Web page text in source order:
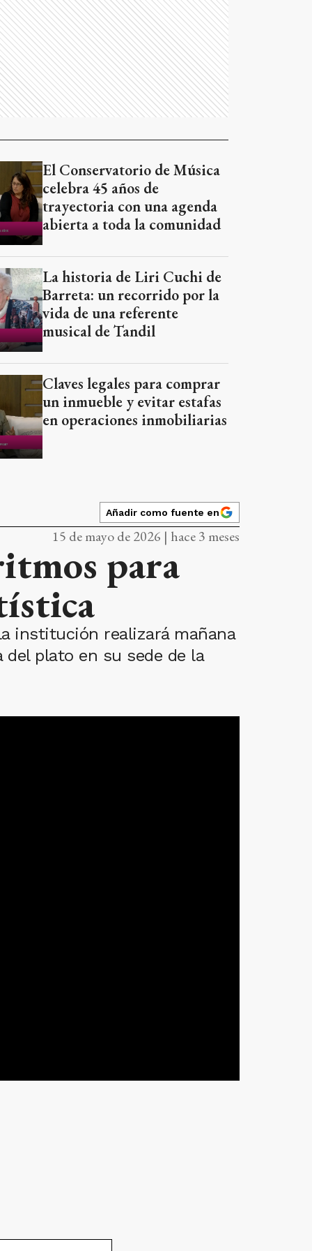
El Conservatorio de Música
celebra 45 años de
trayectoria con una agenda
abierta a toda la comunidad
La historia de Liri Cuchi de
Barreta: un recorrido por la
vida de una referente
musical de Tandil
Claves legales para comprar
un inmueble y evitar estafas
en operaciones inmobiliarias
Añadir como fuente en
15 de mayo de 2026 | hace 3 meses
para
institución realizará mañana
plato en su sede de la